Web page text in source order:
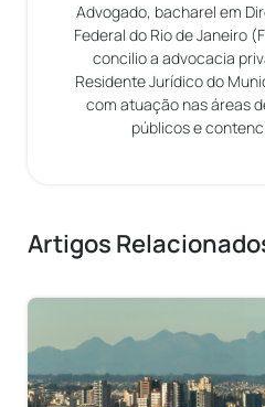
Advogado, bacharel em
Federal do Rio de Janeiro
concilio a advocacia
Residente Jurídico do
com atuação nas áreas
públicos e
Artigos